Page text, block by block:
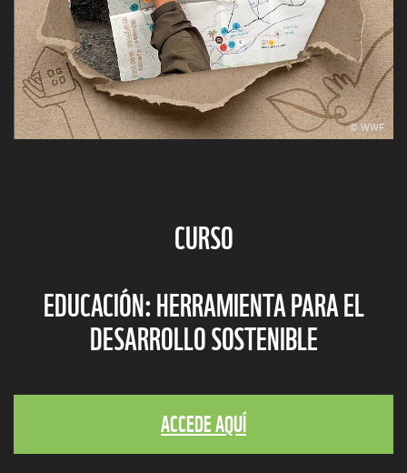
© WWF
CURSO
EDUCACIÓN: HERRAMIENTA PARA EL
DESARROLLO SOSTENIBLE
ACCEDE AQUÍ